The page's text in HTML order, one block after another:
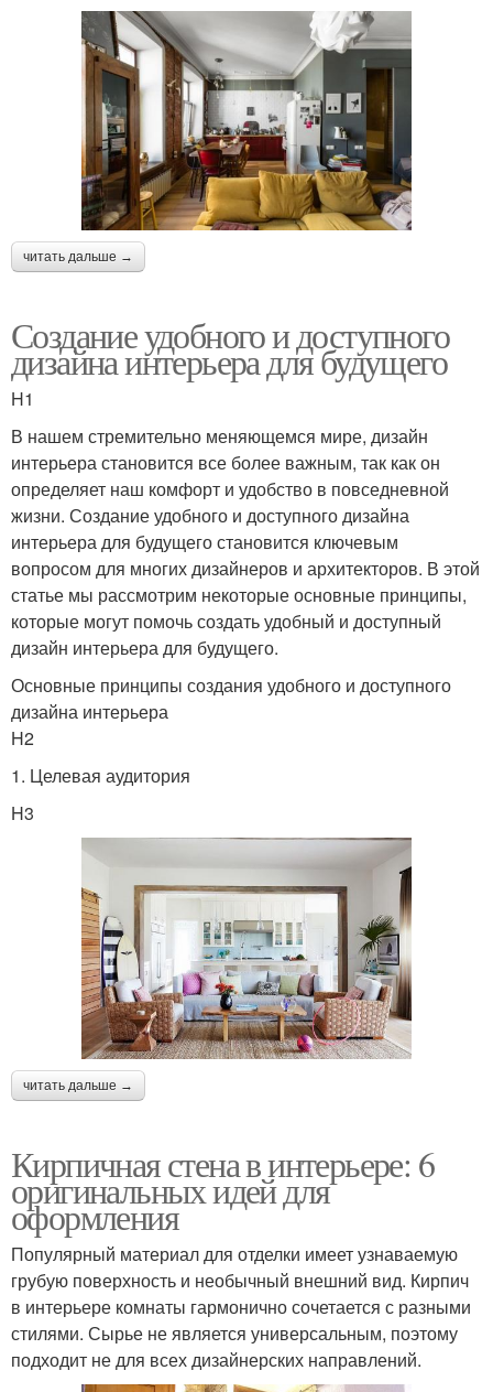
читать дальше →
Создание удобного и доступного
дизайна интерьера для будущего
H1
В нашем стремительно меняющемся мире, дизайн
интерьера становится все более важным, так как он
определяет наш комфорт и удобство в повседневной
жизни. Создание удобного и доступного дизайна
интерьера для будущего становится ключевым
вопросом для многих дизайнеров и архитекторов. В этой
статье мы рассмотрим некоторые основные принципы,
которые могут помочь создать удобный и доступный
дизайн интерьера для будущего.
Основные принципы создания удобного и доступного
дизайна интерьера
H2
1. Целевая аудитория
H3
читать дальше →
Кирпичная стена в интерьере: 6
оригинальных идей для
оформления
Популярный материал для отделки имеет узнаваемую
грубую поверхность и необычный внешний вид. Кирпич
в интерьере комнаты гармонично сочетается с разными
стилями. Сырье не является универсальным, поэтому
подходит не для всех дизайнерских направлений.